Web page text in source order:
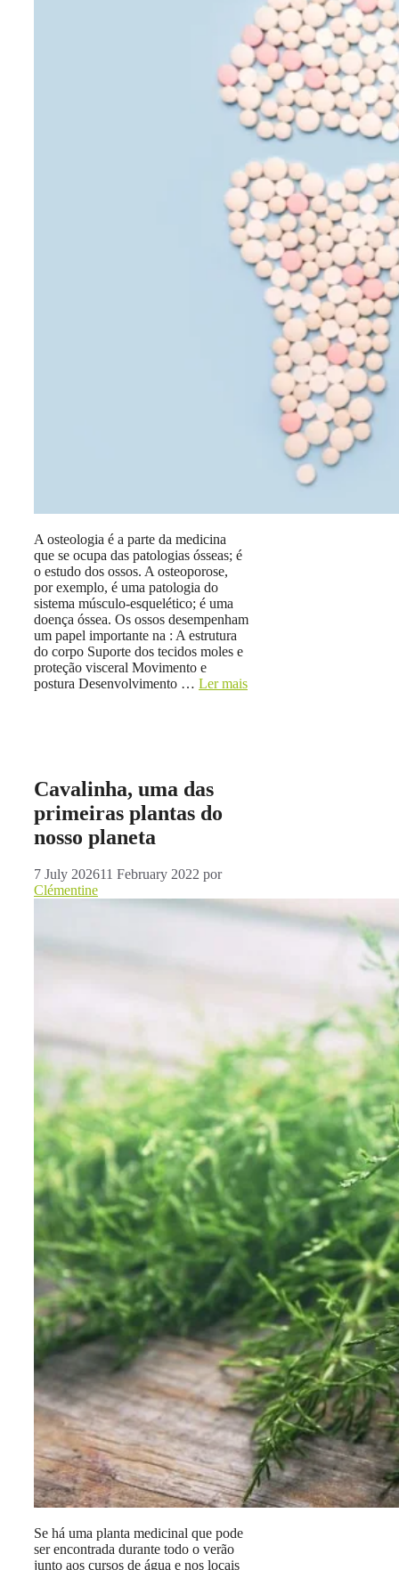
A osteologia é a parte da medicina
que se ocupa das patologias ósseas; é
o estudo dos ossos. A osteoporose,
por exemplo, é uma patologia do
sistema músculo-esquelético; é uma
doença óssea. Os ossos desempenham
um papel importante na : A estrutura
do corpo Suporte dos tecidos moles e
proteção visceral Movimento e
postura Desenvolvimento … Ler mais
Cavalinha, uma das
primeiras plantas do
nosso planeta
7 July 202611 February 2022 por
Clémentine
Se há uma planta medicinal que pode
ser encontrada durante todo o verão
junto aos cursos de água e nos locais